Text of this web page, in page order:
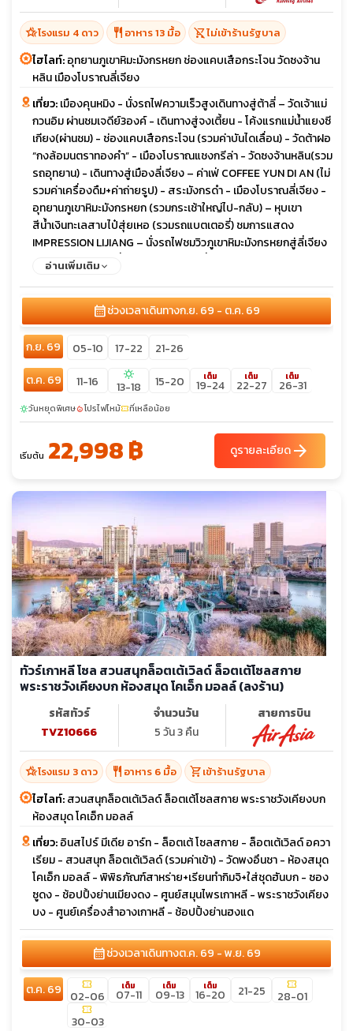
hotel_classโรงแรม 4 ดาว restaurant อาหาร 13 มื้อ shopping_cart_offไม่เข้าร้านรัฐบาล
ไฮไลท์:อุทยานภูเขาหิมะมังกรหยก ช่องแคบเสือกระโจน วัดซงจ้าน
หลิน เมืองโบราณลี่เจียง
เที่ยว:เมืองคุนหมิง - นั่งรถไฟความเร็วสูงเดินทางสู่ต้าลี่ – วัดเจ้าแม่
กวนอิม ผ่านชมเจดีย์3องค์ - เดินทางสู่จงเตี้ยน - โค้งแรกแม่น้ำแยงซี
เกียง(ผ่านชม) - ช่องแคบเสือกระโจน (รวมค่าบันไดเลื่อน) - วัดต้าฝอ
“กงล้อมนตราทองคำ” - เมืองโบราณแชงกรีล่า - วัดซงจ้านหลิน(รวม
รถอุทยาน) - เดินทางสู่เมืองลี่เจียง – ค่าเฟ่ COFFEE YUN DI AN (ไม่
รวมค่าเครื่องดืม+ค่าถ่ายรูป) - สระมังกรดำ - เมืองโบราณลี่เจียง -
อุทยานภูเขาหิมะมังกรหยก (รวมกระเช้าใหญ่ไป-กลับ) – หุบเขา
สีน้ำเงินทะเลสาบไป๋สุ่ยเหอ (รวมรถแบตเตอรี่) ชมการแสดง
IMPRESSION LIJIANG – นั่งรถไฟชมวิวภูเขาหิมะมังกรหยกสู่ลี่เจียง
-เดินทางสู่เมืองต้าลี่ – เมืองโบราณต้าลี่ - ทะเลสาบเอ๋อไห่ - Dali
ทองหยก - ช้อปปิ้งถนนคนเดินหนานผิงเจียหรือถนนจินปี้ลู่ - วัดหยวน
ทง – KUNMING OLDSTREET - คุนหมิงฉางชุ่ย
อ่านเพิ่มเติม
calendar_monthช่วงเวลาเดินทางก.ย. 69 - ต.ค. 69
ก.ย. 69 05-10 17-22
21-26
ต.ค. 69
11-16 sunny
13-18 15-20 เต็ม
19-24
เต็ม
22-27
เต็ม
26-31
sunnyวันหยุดพิเศษlocal_fire_departmentโปรไฟไหม้confirmation_numberที่เหลือน้อย
เริ่มต้น 22,998 ฿ ดูรายละเอียดarrow_forward
ทัวร์เกาหลี โซล สวนสนุกล็อตเต้เวิลด์ ล็อตเต้โซลสกาย
พระราชวังเคียงบก ห้องสมุด โคเอ็ก มอลล์ (ลงร้าน)
รหัสทัวร์
TVZ10666
จำนวนวัน
5 วัน 3 คืน
สายการบิน
hotel_classโรงแรม 3 ดาว restaurant อาหาร 6 มื้อ shopping_cartเข้าร้านรัฐบาล
ไฮไลท์:สวนสนุกล็อตเต้เวิลด์ ล็อตเต้โซลสกาย พระราชวังเคียงบก
ห้องสมุด โคเอ็ก มอลล์
เที่ยว:อินสไปร์ มีเดีย อาร์ท - ล็อตเต้ โซลสกาย - ล็อตเต้เวิลด์ อควา
เรียม - สวนสนุก ล็อตเต้เวิลด์ (รวมค่าเข้า) - วัดพงอึนชา - ห้องสมุด
โคเอ็ก มอลล์ - พิพิธภัณฑ์สาหร่าย+เรียนทำกิมจิ+ใส่ชุดฮันบก - ซอง
ซูดง - ช้อปปิ้งย่านเมียงดง - ศูนย์สมุนไพรเกาหลี - พระราชวังเคียง
บง - ศูนย์เครื่องสำอางเกาหลี - ช้อปปิ้งย่านฮงแด
calendar_monthช่วงเวลาเดินทางต.ค. 69 - พ.ย. 69
ต.ค. 69 confirmation_number
02-06
เต็ม
07-11
เต็ม
09-13
เต็ม
16-20 21-25 confirmation_number
28-01
confirmation_number
30-03